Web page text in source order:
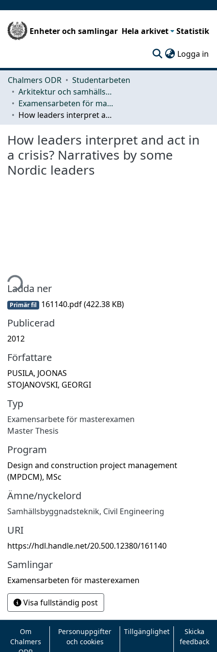
Enheter och samlingar Hela arkivet Statistik
Logga in
Chalmers ODR
Studentarbeten
Arkitektur och samhällsbyggnadsteknik (ACE)
Examensarbeten för masterexamen
How leaders interpret and act in a crisis? Narratives by some Nordic leaders
How leaders interpret and act in
a crisis? Narratives by some
Nordic leaders
Ladda ner
Primär fil 161140.pdf(422.38 KB)
Publicerad
2012
Författare
PUSILA, JOONAS
STOJANOVSKI, GEORGI
Typ
Examensarbete för masterexamen
Master Thesis
Program
Design and construction project management
(MPDCM), MSc
Ämne/nyckelord
Samhällsbyggnadsteknik, Civil Engineering
URI
https://hdl.handle.net/20.500.12380/161140
Samlingar
Examensarbeten för masterexamen
Visa fullständig post
Om
Chalmers
Personuppgifter
och cookies
Tillgänglighet
Skicka
feedback